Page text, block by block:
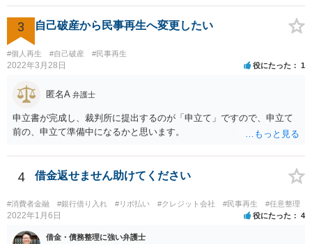
なるので，方針が決まるまでは支払わない方がいいでしょう。 費用は
法テラスを利用できるなら分割払いができるはずですが，収入や資力
が一定以上だと利用できません。 また，破産にあたって破産管財人と
いうのが付く管財事件になる可能性もありますので，その場合は予納
金という管財人に係る費用（20万円が目安）を別途裁判所に払い込む
分で用立てる必要があります。
3 自己破産から民事再生へ変更したい
#個人再生 #自己破産 #民事再生
2022年3月28日 役にたった 1
匿名A 弁護士
申立書が完成し、裁判所に提出するのが「申立て」ですので、申立て
前の、申立て準備中になるかと思います。
4 借金返せません助けてください
#消費者金融 #銀行借り入れ #リボ払い #クレジット会社 #民事再生 #任意整理
2022年1月6日 役にたった 4
借金・債務整理に強い弁護士